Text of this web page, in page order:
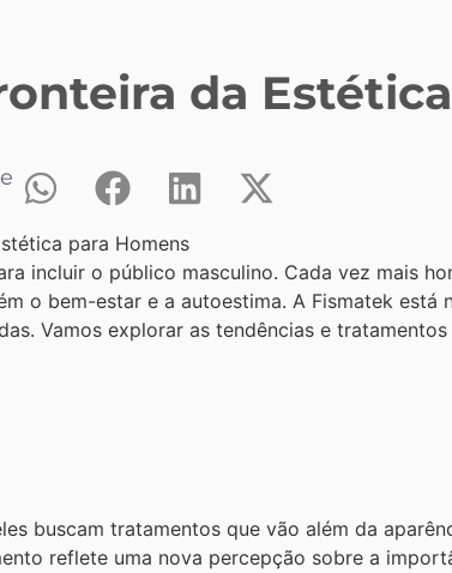
da Estética
incluir o público masculino. Cada vez mais
o bem-estar e a autoestima. A Fismatek está
Vamos explorar as tendências e tratamentos
buscam tratamentos que vão além da
reflete uma nova percepção sobre a